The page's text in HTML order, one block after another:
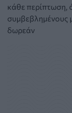
κάθε περίπτωση,
συμβεβλημένους
δωρεάν